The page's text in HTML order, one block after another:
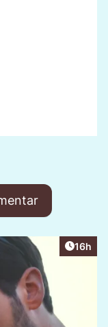
Artikel
16h